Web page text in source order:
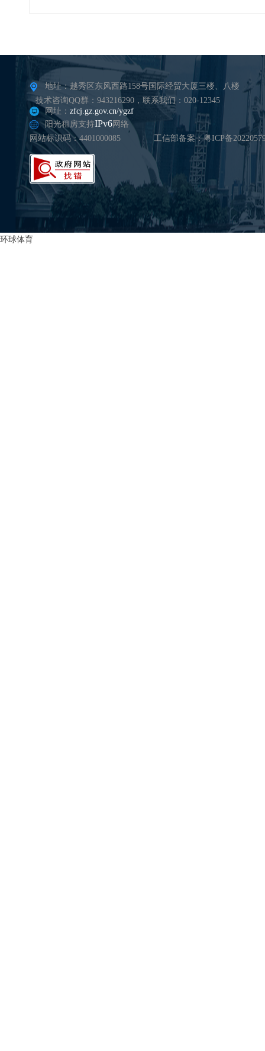
地址：越秀区东风西路158号国际经贸大厦三楼、八楼
技术咨询QQ群：943216290，联系我们：020-12345
网址： zfcj.gz.gov.cn/ygzf
阳光租房支持IPv6网络
网站标识码：4401000085
工信部备案：粤ICP备
环球体育